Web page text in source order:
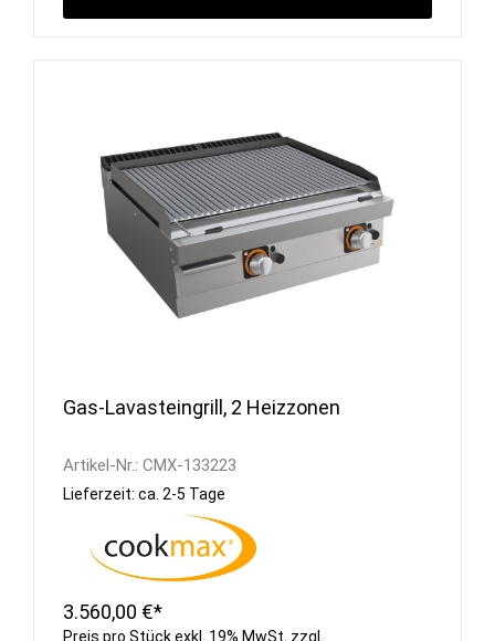
Gas-Lavasteingrill, 2 Heizzonen
Artikel-Nr.: CMX-133223
Lieferzeit: ca. 2-5 Tage
3.560,00 €*
Preis pro Stück exkl. 19% MwSt. zzgl.